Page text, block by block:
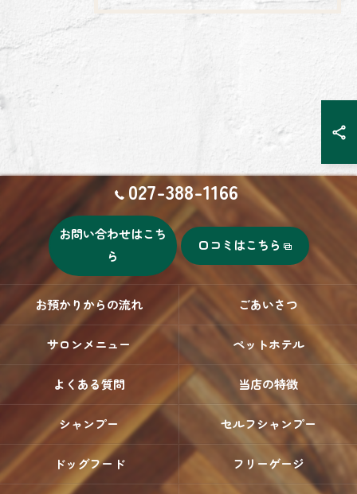
027-388-1166
お問い合わせはこち
ら
口コミはこちら
お預かりからの流れ ごあいさつ
サロンメニュー ペットホテル
よくある質問 当店の特徴
シャンプー セルフシャンプー
ドッグフード フリーゲージ